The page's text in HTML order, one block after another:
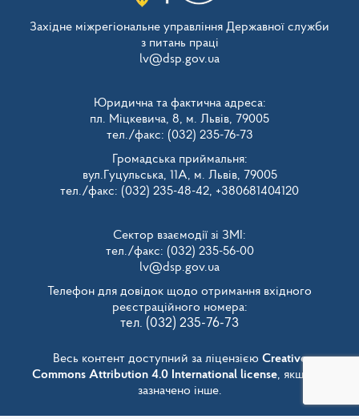
Західне міжрегіональне управління Державної служби
з питань праці
lv@dsp.gov.ua
Юридична та фактична адреса:
пл. Міцкевича, 8, м. Львів, 79005
тел./факс: (032) 235-76-73
Громадська приймальня:
вул.Гуцульська, 11А, м. Львів, 79005
тел./факс: (032) 235-48-42, +380681404120
Сектор взаємодії зі ЗМІ:
тел./факс: (032) 235-56-00
lv@dsp.gov.ua
Телефон для довідок щодо отримання вхідного
реєстраційного номера:
тел. (032) 235-76-73
Весь контент доступний за ліцензією Creative
Commons Attribution 4.0 International license, якщо не
зазначено інше.